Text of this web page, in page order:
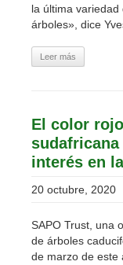
la última
árboles», dice
Leer más
El color
sudafricana
interés en
20 octubre, 2020
SAPO Trust, una
de árboles
de marzo de este